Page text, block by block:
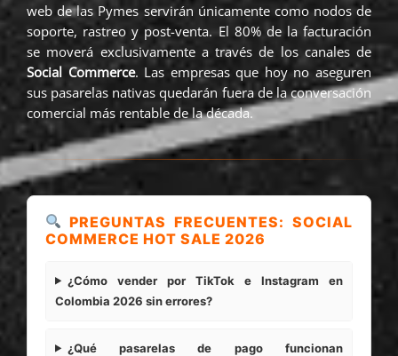
web de las Pymes servirán únicamente como nodos de
soporte, rastreo y post-venta. El 80% de la facturación
se moverá exclusivamente a través de los canales de
Social Commerce. Las empresas que hoy no aseguren
sus pasarelas nativas quedarán fuera de la conversación
comercial más rentable de la década.
PREGUNTAS FRECUENTES: SOCIAL
COMMERCE HOT SALE 2026
¿Cómo vender por TikTok e Instagram en
Colombia 2026 sin errores?
¿Qué pasarelas de pago funcionan